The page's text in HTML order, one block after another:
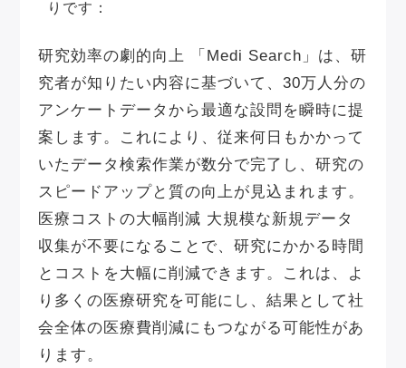
りです：
研究効率の劇的向上
「Medi Search」は、研
究者が知りたい内容に基づいて、30万人分の
アンケートデータから最適な設問を瞬時に提
案します。これにより、従来何日もかかって
いたデータ検索作業が数分で完了し、研究の
スピードアップと質の向上が見込まれます。
医療コストの大幅削減 大規模な新規データ
収集が不要になることで、研究にかかる時間
とコストを大幅に削減できます。これは、よ
り多くの医療研究を可能にし、結果として社
会全体の医療費削減にもつながる可能性があ
ります。